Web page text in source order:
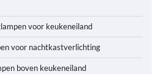
voor keukeneiland
voor nachtkastverlichting
boven keukeneiland